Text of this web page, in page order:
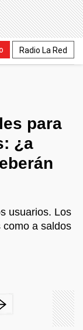
Radio La Red
para
¿a
usuarios. Los
como a saldos